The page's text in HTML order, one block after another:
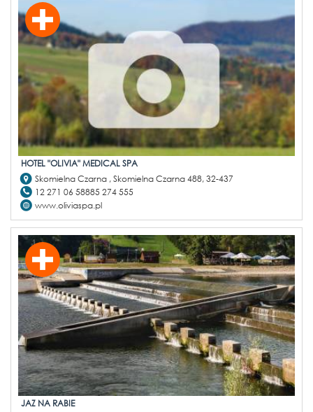
HOTEL "OLIVIA" MEDICAL SPA
Skomielna Czarna , Skomielna Czarna 488, 32-437
12 271 06 58885 274 555
www.oliviaspa.pl
JAZ NA RABIE